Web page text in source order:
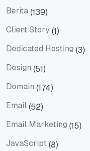
Berita(139)
Client Story(1)
Dedicated Hosting (3)
Design (51)
Domain (174)
Email(52)
Email Marketing (15)
JavaScript(8)